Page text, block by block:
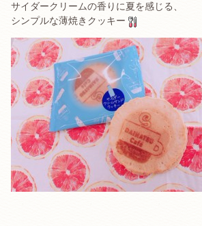
サイダークリームの香りに夏を感じる、
シンプルな薄焼きクッキー